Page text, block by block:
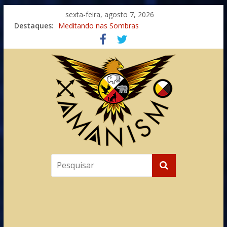
sexta-feira, agosto 7, 2026
Destaques: Meditando nas Sombras
Autosuficiência: A Jornada do Espírito Ancestral
Xamanismo Universal
Totens – Caminho Espiritual – Crescimento
Imaginação na Cura